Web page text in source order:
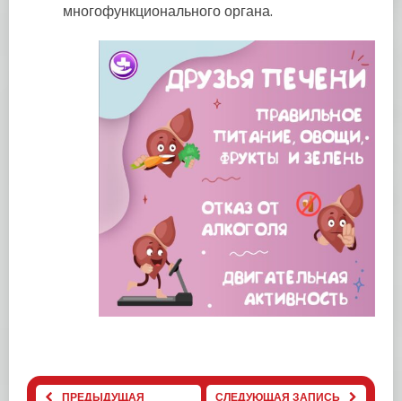
многофункционального органа.
ПРЕДЫДУЩАЯ СЛЕДУЮЩАЯ ЗАПИСЬ